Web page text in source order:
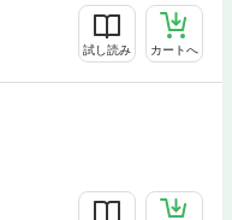
試し読み カートへ